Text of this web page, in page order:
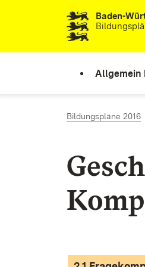
Zum Inhalt springen
Baden-
Allgemein
Bildungspläne 2016